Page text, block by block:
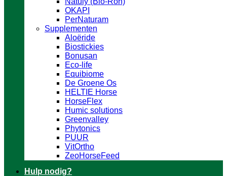
OKAPI
PerNaturam
Supplementen
Aloëride
Biostickies
Bonusan
Eco-life
Equibiome
De Groene Os
HELTIE Horse
HorseFlex
Humic solutions
Greenvalley
Phytonics
PUUR
VitOrtho
ZeoHorseFeed
Hulp nodig?